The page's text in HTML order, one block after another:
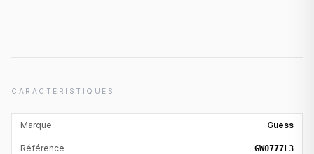
CARACTÉRISTIQUES
Marque Guess
Référence GW0777L3